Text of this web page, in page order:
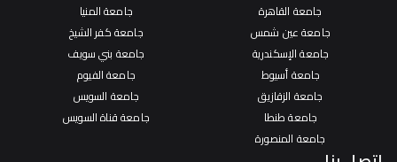
جامعة القاهرة
جامعة عين شمس
جامعة الإسكندرية
جامعة أسيوط
جامعة الزقازيق
جامعة طنطا
جامعة المنصورة
جامعة المنيا
جامعة كفر الشيخ
جامعة بني سويف
جامعة الفيوم
جامعة السويس
جامعة قناة السويس